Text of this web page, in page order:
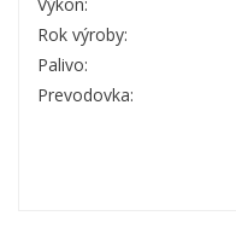
Výkon:
Rok výroby:
Palivo:
Prevodovka: